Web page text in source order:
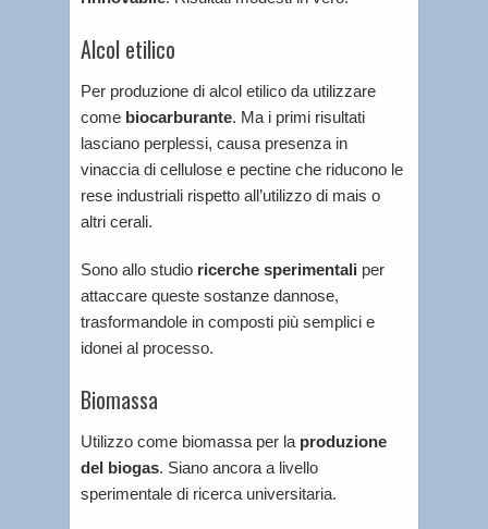
Alcol etilico
Per produzione di alcol etilico da utilizzare
come biocarburante. Ma i primi risultati
lasciano perplessi, causa presenza in
vinaccia di cellulose e pectine che riducono le
rese industriali rispetto all’utilizzo di mais o
altri cerali.
Sono allo studio ricerche sperimentali per
attaccare queste sostanze dannose,
trasformandole in composti più semplici e
idonei al processo.
Biomassa
Utilizzo come biomassa per la produzione
del biogas. Siano ancora a livello
sperimentale di ricerca universitaria.